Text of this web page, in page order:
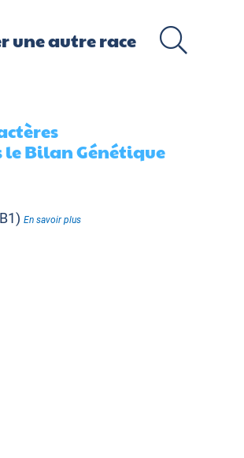
Bilan Génétique
En savoir plus